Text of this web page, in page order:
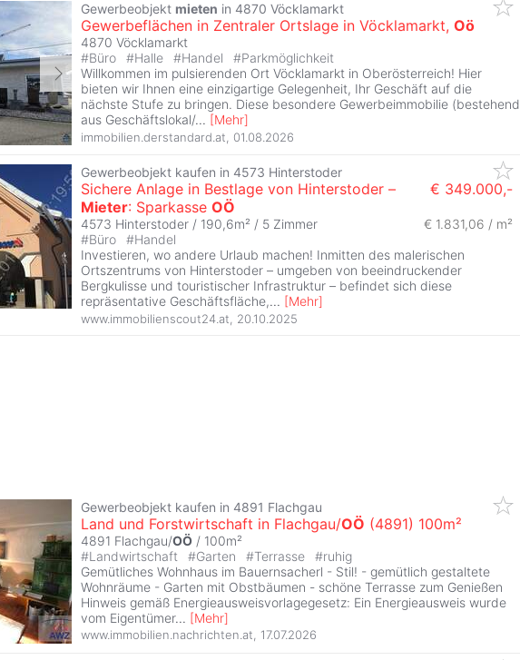
Gewerbeobjekt mieten in 4870 Vöcklamarkt
Gewerbeflächen in Zentraler Ortslage in Vöcklamarkt, Oö
4870 Vöcklamarkt
#Büro #Halle #Handel #Parkmöglichkeit
Willkommen im pulsierenden Ort Vöcklamarkt in Oberösterreich! Hier
bieten wir Ihnen eine einzigartige Gelegenheit, Ihr Geschäft auf die
nächste Stufe zu bringen. Diese besondere Gewerbeimmobilie (bestehend
aus Geschäftslokal/... [Mehr]
immobilien.derstandard.at 01.08.2026
Gewerbeobjekt kaufen in 4573 Hinterstoder
Sichere Anlage in Bestlage von Hinterstoder –
Mieter: Sparkasse OÖ
€ 349.000,-
4573 Hinterstoder / 190,6m² / 5 Zimmer
€ 1.831,06 / m²
#Büro #Handel
Investieren, wo andere Urlaub machen! Inmitten des malerischen
Ortszentrums von Hinterstoder – umgeben von beeindruckender
Bergkulisse und touristischer Infrastruktur – befindet sich diese
repräsentative Geschäftsfläche,... [Mehr]
www.immobilienscout24.at 20.10.2025
Gewerbeobjekt kaufen in 4891 Flachgau
Land und Forstwirtschaft in Flachgau/OÖ (4891) 100m²
4891 Flachgau/OÖ / 100m²
#Landwirtschaft #Garten #Terrasse #ruhig
Gemütliches Wohnhaus im Bauernsacherl - Stil! - gemütlich gestaltete
Wohnräume - Garten mit Obstbäumen - schöne Terrasse zum Genießen
Hinweis gemäß Energieausweisvorlagegesetz: Ein Energieausweis wurde
vom Eigentümer... [Mehr]
www.immobilien.nachrichten.at, 17.07.2026